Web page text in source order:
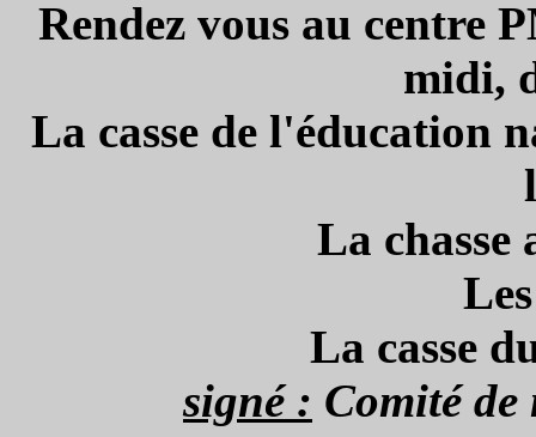
Rendez vous au centre
midi,
La casse de l'éducation
La chasse
La casse
signé : Comité